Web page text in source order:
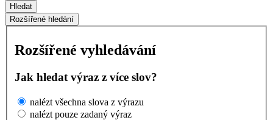
Hledat
Rozšířené hledání
Rozšířené vyhledávání
Jak hledat výraz z více slov?
nalézt všechna slova z výrazu
nalézt pouze zadaný výraz